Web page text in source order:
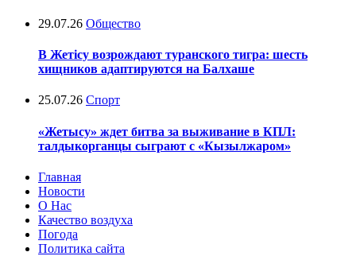
29.07.26 Общество
В Жетісу возрождают туранского тигра: шесть
хищников адаптируются на Балхаше
25.07.26 Спорт
«Жетысу» ждет битва за выживание в КПЛ:
талдыкорганцы сыграют с «Кызылжаром»
Главная
Новости
О Нас
Качество воздуха
Погода
Политика сайта